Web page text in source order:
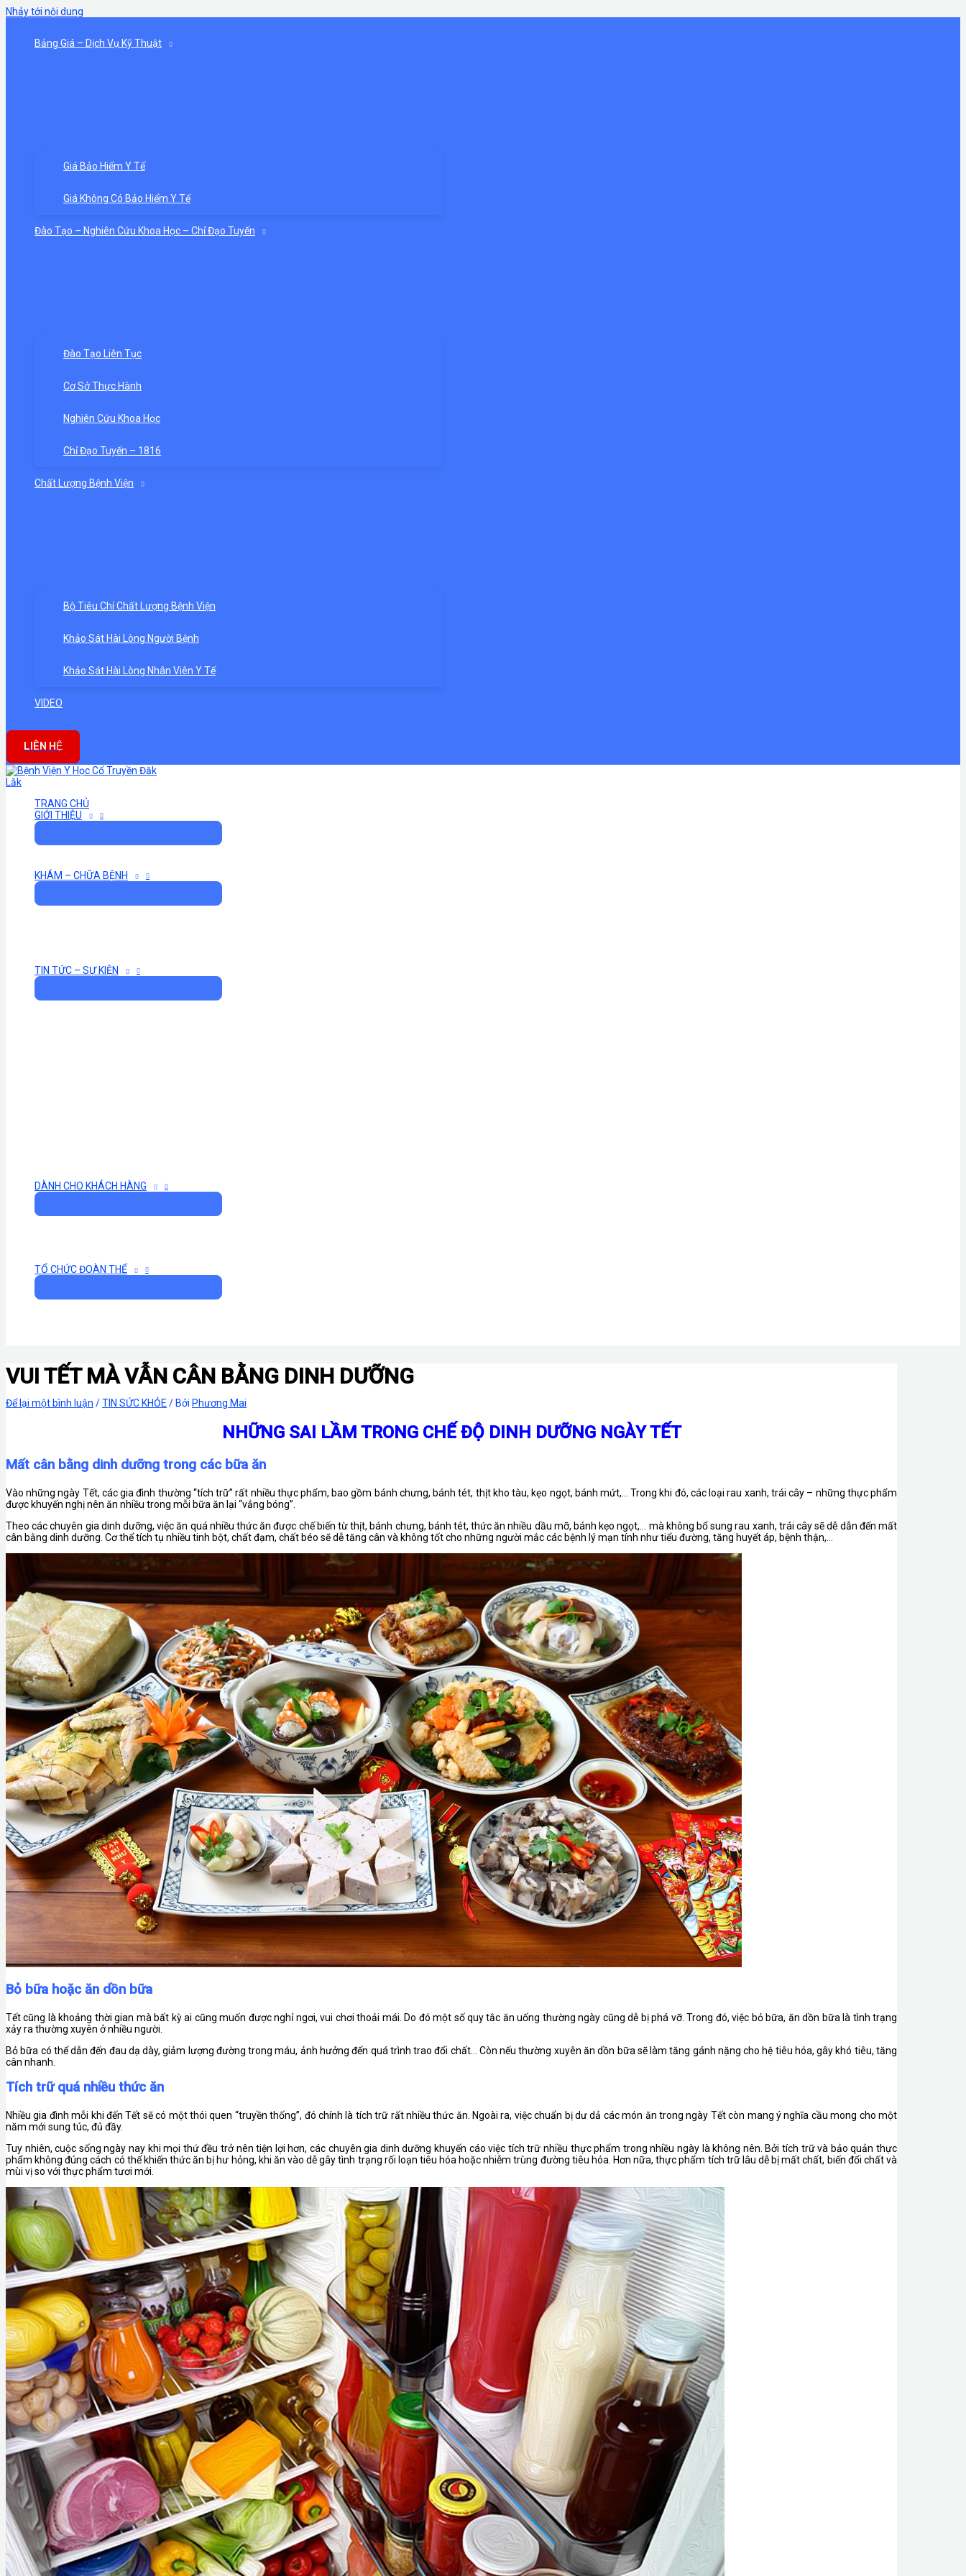
Nhảy tới nội dung
Bảng Giá – Dịch Vụ Kỹ Thuật
Giá Bảo Hiểm Y Tế
Giá Không Có Bảo Hiểm Y Tế
Đào Tạo – Nghiên Cứu Khoa Học – Chỉ Đạo Tuyến
Đào Tạo Liên Tục
Cơ Sở Thực Hành
Nghiên Cứu Khoa Học
Chỉ Đạo Tuyến – 1816
Chất Lượng Bệnh Viện
Bộ Tiêu Chí Chất Lượng Bệnh Viện
Khảo Sát Hài Lòng Người Bệnh
Khảo Sát Hài Lòng Nhân Viên Y Tế
VIDEO
LIÊN HỆ
TRANG CHỦ
GIỚI THIỆU
KHÁM – CHỮA BỆNH
TIN TỨC – SỰ KIỆN
DÀNH CHO KHÁCH HÀNG
TỔ CHỨC ĐOÀN THỂ
VUI TẾT MÀ VẪN CÂN BẰNG DINH DƯỠNG
Để lại một bình luận /TIN SỨC KHỎE / Bởi Phương Mai
NHỮNG SAI LẦM TRONG CHẾ ĐỘ DINH DƯỠNG NGÀY TẾT
Mất cân bằng dinh dưỡng trong các bữa ăn
Vào những ngày Tết, các gia đình thường “tích trữ” rất nhiều thực phẩm, bao gồm bánh chưng, bánh tét, thịt kho tàu, kẹo ngọt, bánh mứt,… Trong khi đó, các loại rau xanh, trái cây – những thực phẩm
được khuyến nghị nên ăn nhiều trong mỗi bữa ăn lại “vắng bóng”.
Theo các chuyên gia dinh dưỡng, việc ăn quá nhiều thức ăn được chế biến từ thịt, bánh chưng, bánh tét, thức ăn nhiều dầu mỡ, bánh kẹo ngọt,… mà không bổ sung rau xanh, trái cây sẽ dễ dẫn đến mất
cân bằng dinh dưỡng. Cơ thể tích tụ nhiều tinh bột, chất đạm, chất béo sẽ dễ tăng cân và không tốt cho những người mắc các bệnh lý mạn tính như tiểu đường, tăng huyết áp, bệnh thận,…
Bỏ bữa hoặc ăn dồn bữa
Tết cũng là khoảng thời gian mà bất kỳ ai cũng muốn được nghỉ ngơi, vui chơi thoải mái. Do đó một số quy tắc ăn uống thường ngày cũng dễ bị phá vỡ. Trong đó, việc bỏ bữa, ăn dồn bữa là tình trạng
xảy ra thường xuyên ở nhiều người.
Bỏ bữa có thể dẫn đến đau dạ dày, giảm lượng đường trong máu, ảnh hưởng đến quá trình trao đổi chất… Còn nếu thường xuyên ăn dồn bữa sẽ làm tăng gánh nặng cho hệ tiêu hóa, gây khó tiêu, tăng
cân nhanh.
Tích trữ quá nhiều thức ăn
Nhiều gia đình mỗi khi đến Tết sẽ có một thói quen “truyền thống”, đó chính là tích trữ rất nhiều thức ăn. Ngoài ra, việc chuẩn bị dư dả các món ăn trong ngày Tết còn mang ý nghĩa cầu mong cho một
năm mới sung túc, đủ đầy.
Tuy nhiên, cuộc sống ngày nay khi mọi thứ đều trở nên tiện lợi hơn, các chuyên gia dinh dưỡng khuyến cáo việc tích trữ nhiều thực phẩm trong nhiều ngày là không nên. Bởi tích trữ và bảo quản thực
phẩm không đúng cách có thể khiến thức ăn bị hư hỏng, khi ăn vào dễ gây tình trạng rối loạn tiêu hóa hoặc nhiễm trùng đường tiêu hóa. Hơn nữa, thực phẩm tích trữ lâu dễ bị mất chất, biến đổi chất và
mùi vị so với thực phẩm tươi mới.